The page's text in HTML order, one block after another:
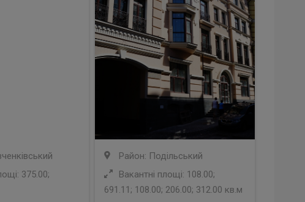
375.00;
Район: Подільський
Вакантні площі: 108.00;
691.11; 108.00; 206.00; 312.00 кв.м